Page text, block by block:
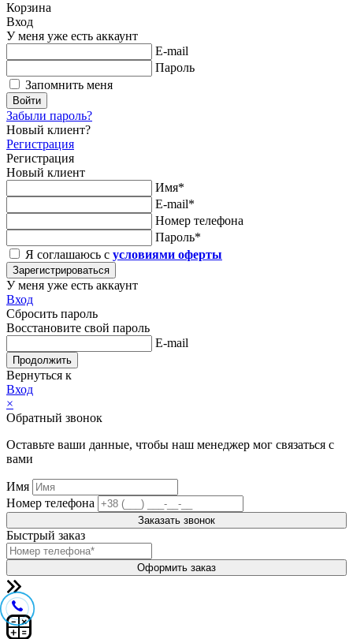
Корзина
Вход
У меня уже есть аккаунт
E-mail
Пароль
Запомнить меня
Войти
Забыли пароль?
Новый клиент?
Регистрация
Регистрация
Новый клиент
Имя*
E-mail*
Номер телефона
Пароль*
Я соглашаюсь с условиями оферты
Зарегистрироваться
У меня уже есть аккаунт
Вход
Сбросить пароль
Восстановите свой пароль
E-mail
Продолжить
Вернуться к
Вход
×
Обратный звонок
Оставьте ваши данные, чтобы наш менеджер мог связаться с
вами
Имя
Номер телефона
Заказать звонок
Быстрый заказ
Оформить заказ